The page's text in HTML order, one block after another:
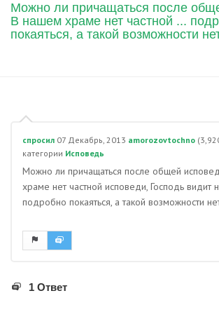
Можно ли причащаться после
В нашем храме нет частной ...
покаяться, а такой возможности
спросил 07 Декабрь, 2013 amorozovtochno (
категории Исповедь
Можно ли причащаться после общей
храме нет частной исповеди, Господь
подробно покаяться, а такой возможности
1 Ответ